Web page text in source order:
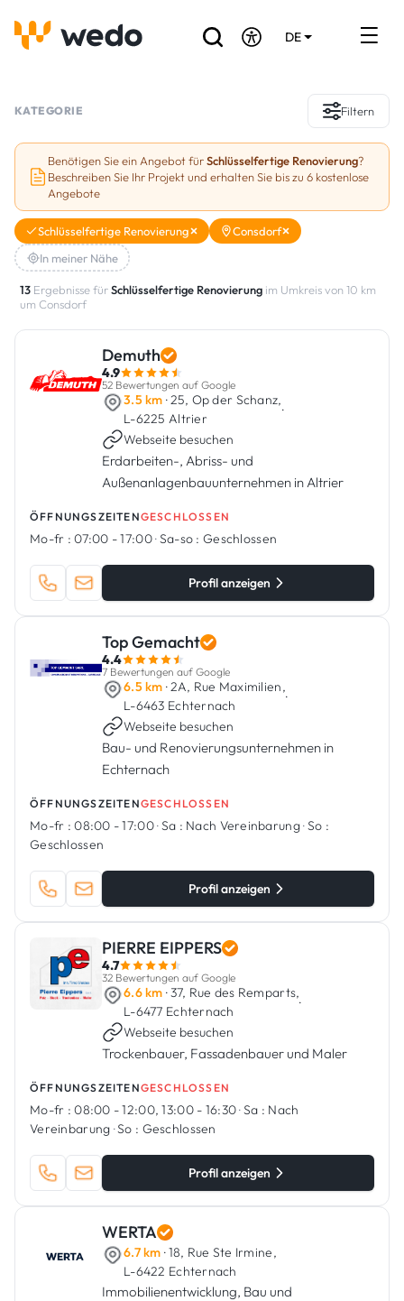
DE
Referenzen
Förderungen & Zuschüsse
Stellenbörse
Sind Sie Handwerker?
Einloggen
KATEGORIE Filtern
Benötigen Sie ein Angebot fürSchlüsselfertige Renovierung?
Beschreiben Sie Ihr Projekt und erhalten Sie bis zu 6 kostenlose
Angebote
Schlüsselfertige Renovierung
Consdorf
In meiner Nähe
13 Ergebnisse fürSchlüsselfertige Renovierung im Umkreis von 10 km
um Consdorf
Demuth
4.9
52 Bewertungen auf Google
3.5 km · 25, Op der Schanz,
L-6225 Altrier
·
Webseite besuchen
Erdarbeiten-, Abriss- und
Außenanlagenbauunternehmen in Altrier
ÖFFNUNGSZEITENGESCHLOSSEN
Mo-fr : 07:00 - 17:00·Sa-so : Geschlossen
Profil anzeigen
Top Gemacht
4.4
7 Bewertungen auf Google
6.5 km · 2A, Rue Maximilien,
L-6463 Echternach
·
Webseite besuchen
Bau- und Renovierungsunternehmen in
Echternach
ÖFFNUNGSZEITENGESCHLOSSEN
Mo-fr : 08:00 - 17:00·Sa : Nach Vereinbarung·So :
Geschlossen
Profil anzeigen
PIERRE EIPPERS
4.7
32 Bewertungen auf Google
6.6 km · 37, Rue des Remparts,
L-6477 Echternach
·
Webseite besuchen
Trockenbauer, Fassadenbauer und Maler
ÖFFNUNGSZEITENGESCHLOSSEN
Mo-fr : 08:00 - 12:00, 13:00 - 16:30·Sa : Nach
Vereinbarung ·So : Geschlossen
Profil anzeigen
WERTA
6.7 km · 18, Rue Ste Irmine,
L-6422 Echternach
Immobilienentwicklung, Bau und